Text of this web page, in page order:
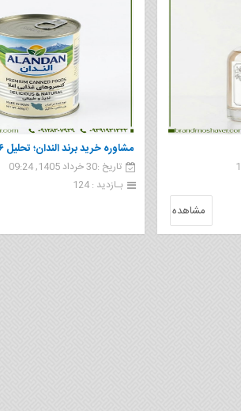
مشاهده
زنجیره کامل ارزش
تاریخ :30 خرداد 1405, 09:24
بـازدید : 124